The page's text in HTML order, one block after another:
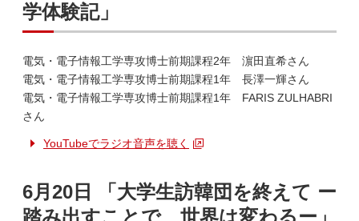
学体験記」
電気・電子情報工学専攻博士前期課程2年 濵田直希さん
電気・電子情報工学専攻博士前期課程1年 長澤一輝さん
電気・電子情報工学専攻博士前期課程1年 FARIS ZULHABRI
さん
YouTubeでラジオ音声を聴く
6月20日 「大学生訪韓団を終えて ー
踏み出すことで、世界は変わるー」